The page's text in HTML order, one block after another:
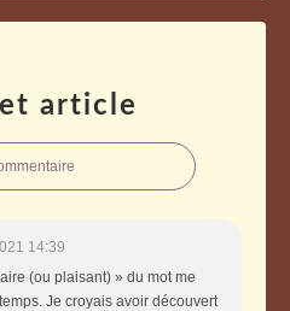
article
14:39
(ou plaisant) » du mot me
Je croyais avoir découvert